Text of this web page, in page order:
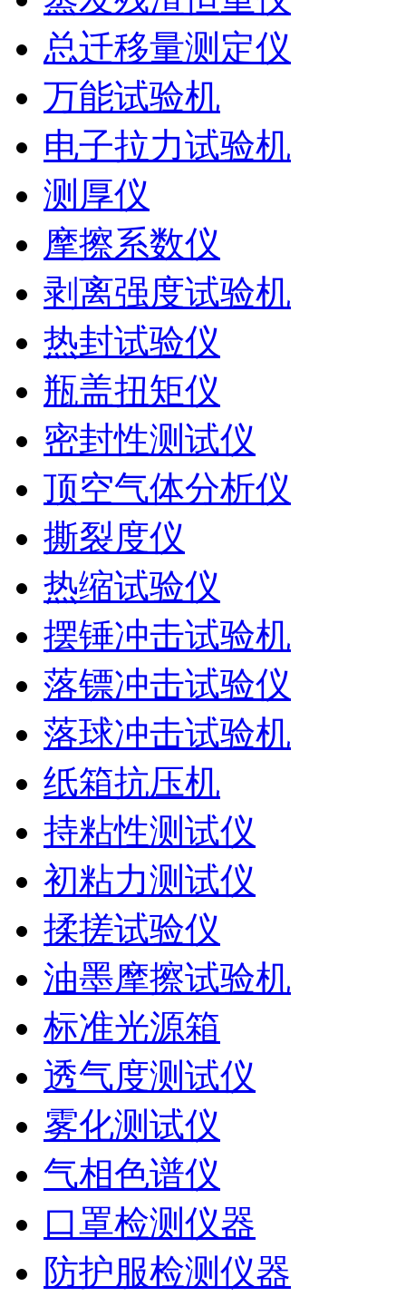
总迁移量测定仪
万能试验机
电子拉力试验机
测厚仪
摩擦系数仪
剥离强度试验机
热封试验仪
瓶盖扭矩仪
密封性测试仪
顶空气体分析仪
撕裂度仪
热缩试验仪
摆锤冲击试验机
落镖冲击试验仪
落球冲击试验机
纸箱抗压机
持粘性测试仪
初粘力测试仪
揉搓试验仪
油墨摩擦试验机
标准光源箱
透气度测试仪
雾化测试仪
气相色谱仪
口罩检测仪器
防护服检测仪器